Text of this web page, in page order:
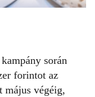
során
forintot az
május végéig,